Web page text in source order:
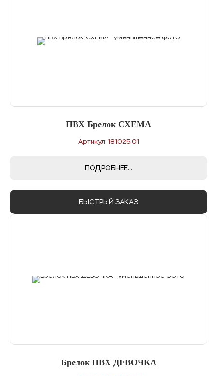
ПВХ Брелок СХЕМА
Артикул: 181025.01
ПОДРОБНЕЕ...
БЫСТРЫЙ ЗАКАЗ
Брелок ПВХ ДЕВОЧКА